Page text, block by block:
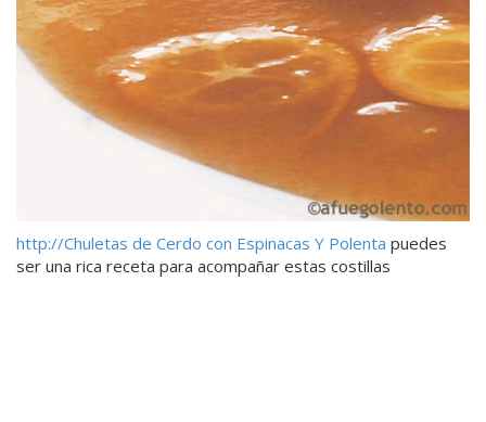
http://Chuletas de Cerdo con Espinacas Y Polenta puedes
ser una rica receta para acompañar estas costillas